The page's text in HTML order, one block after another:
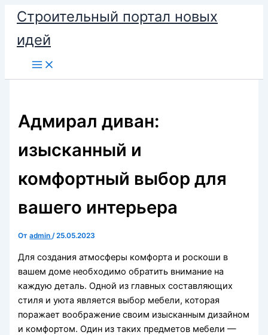
Перейти
содержимому
Строительный портал новых
идей
Адмирал диван:
изысканный и
комфортный выбор для
вашего интерьера
Отadmin/25.05.2023
Для создания атмосферы комфорта и роскоши в
вашем доме необходимо обратить внимание на
каждую деталь. Одной из главных составляющих
стиля и уюта является выбор мебели, которая
поражает воображение своим изысканным дизайном
и комфортом. Один из таких предметов мебели —